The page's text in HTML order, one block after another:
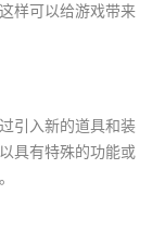
样可以给游戏带来
引入新的道具和装
具有特殊的功能或